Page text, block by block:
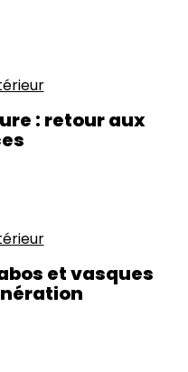
: retour aux
et vasques